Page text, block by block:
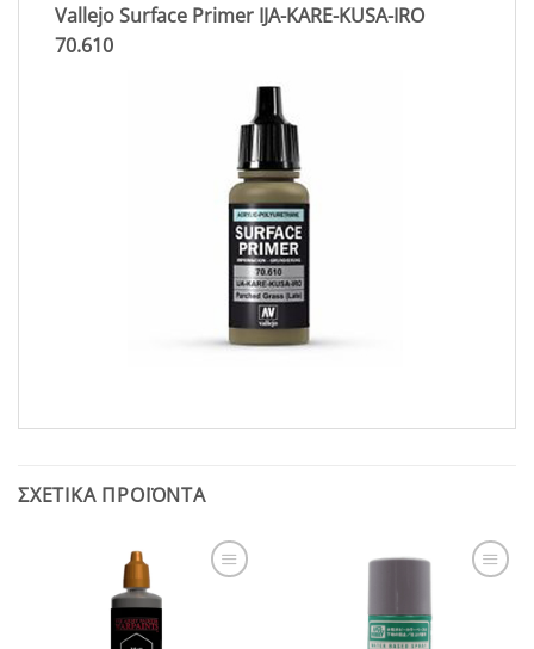
Vallejo Surface Primer IJA-KARE-KUSA-IRO
70.610
ΣΧΕΤΙΚΆ ΠΡΟΪΌΝΤΑ